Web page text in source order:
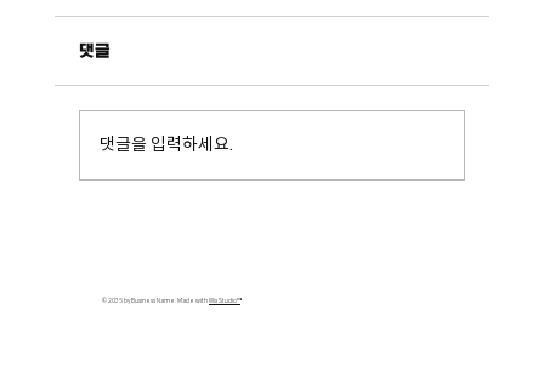
리파하트브러시_메타소재04
댓글
댓글을 입력하세요.
© 2035 by Business Name. Made withWix Studio™